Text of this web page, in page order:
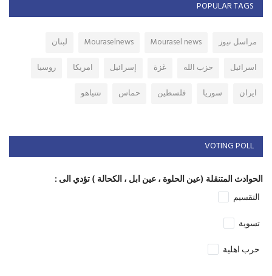
POPULAR TAGS
مراسل نيوز Mourasel news
Mouraselnews
لبنان
اسرائيل
حزب الله غزة إسرائيل امريكا
روسيا
ايران
سوريا فلسطين حماس نتنياهو
VOTING POLL
الحوادث المتنقلة (عين الحلوة ، عين ابل ، الكحالة ) تؤدي الى :
التقسيم
تسوية
حرب اهلية